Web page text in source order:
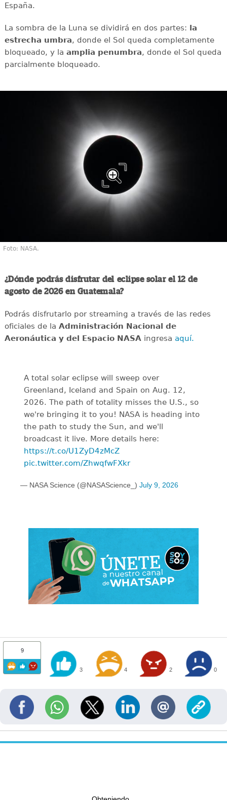
España.
La sombra de la Luna se dividirá en dos partes: la
estrecha umbra, donde el Sol queda completamente
bloqueado, y la amplia penumbra, donde el Sol queda
parcialmente bloqueado.
Foto: NASA.
¿Dónde podrás disfrutar del eclipse solar el 12 de
agosto de 2026 en Guatemala?
Podrás disfrutarlo por streaming a través de las redes
oficiales de la Administración Nacional de
Aeronáutica y del Espacio NASAingresa aquí.
A total solar eclipse will sweep over
Greenland, Iceland and Spain on Aug. 12,
2026. The path of totality misses the U.S., so
we're bringing it to you! NASA is heading into
the path to study the Sun, and we'll
broadcast it live. More details here:
https://t.co/U1ZyD4zMcZ
pic.twitter.com/ZhwqfwFXkr
— NASA Science (@NASAScience_) July 9, 2026
9
3 4 2 0